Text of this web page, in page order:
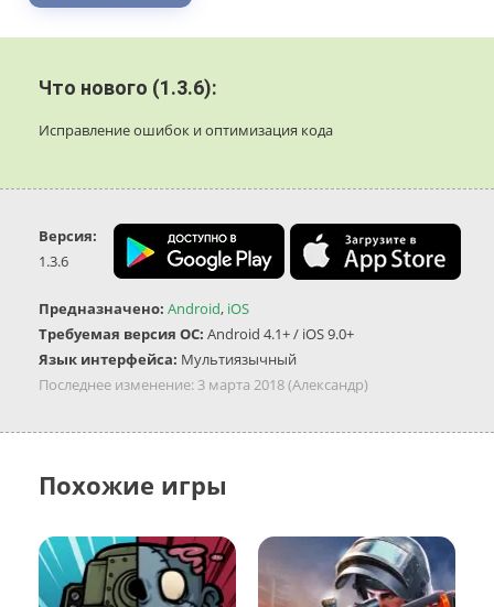
Что нового (1.3.6):
Исправление ошибок и оптимизация кода
Версия:
1.3.6
Предназначено: Android, iOS
Требуемая версия ОС: Android 4.1+ / iOS 9.0+
Язык интерфейса: Мультиязычный
Последнее изменение: 3 марта 2018(Александр)
Похожие игры